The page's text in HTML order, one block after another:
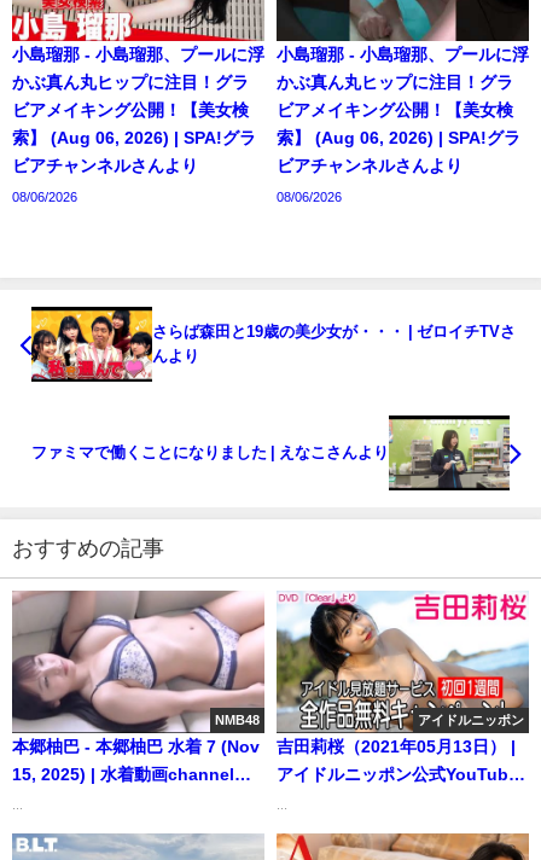
小島瑠那 - 小島瑠那、プールに浮
かぶ真ん丸ヒップに注目！グラ
ビアメイキング公開！【美女検
索】 (Aug 06, 2026) | SPA!グラ
ビアチャンネルさんより
08/06/2026
小島瑠那 - 小島瑠那、プールに浮
かぶ真ん丸ヒップに注目！グラ
ビアメイキング公開！【美女検
索】 (Aug 06, 2026) | SPA!グラ
ビアチャンネルさんより
08/06/2026
さらば森田と19歳の美少女が・・・ | ゼロイチTVさ
んより
ファミマで働くことになりました | えなこさんより
おすすめの記事
NMB48
本郷柚巴 - 本郷柚巴 水着 7 (Nov
15, 2025) | 水着動画channelさ
アイドルニッポン
吉田莉桜（2021年05月13日） |
アイドルニッポン公式YouTube